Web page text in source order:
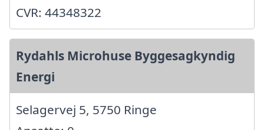
CVR: 44348322
Rydahls Microhuse Byggesagkyndig
Energi
Selagervej 5, 5750 Ringe